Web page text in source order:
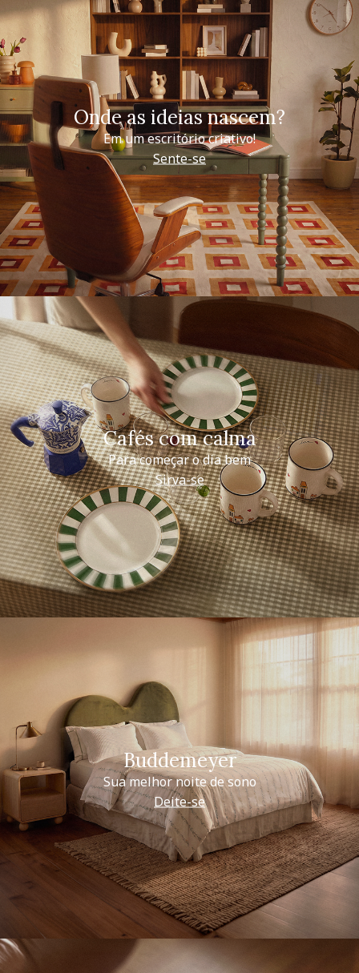
Onde as ideias nascem?
Em um escritório criativo!
Sente-se
Cafés com calma
Para começar o dia bem
Sirva-se
Buddemeyer
Sua melhor noite de sono
Deite-se